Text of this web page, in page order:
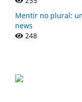
Mentir no plural:
news
248